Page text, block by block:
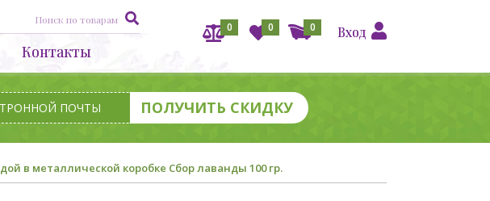
Контакты
Вход
0
0
0
в металлической коробке Сбор лаванды 100 гр.